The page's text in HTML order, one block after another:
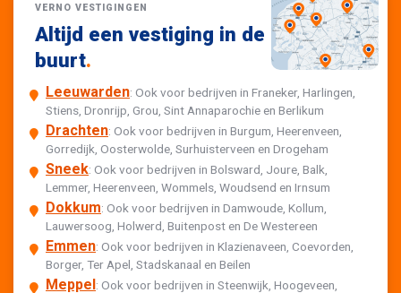
VERNO VESTIGINGEN
Altijd een vestiging in de
buurt.
Leeuwarden: Ook voor bedrijven in Franeker, Harlingen,
Stiens, Dronrijp, Grou, Sint Annaparochie en Berlikum
Drachten: Ook voor bedrijven in Burgum, Heerenveen,
Gorredijk, Oosterwolde, Surhuisterveen en Drogeham
Sneek: Ook voor bedrijven in Bolsward, Joure, Balk,
Lemmer, Heerenveen, Wommels, Woudsend en Irnsum
Dokkum: Ook voor bedrijven in Damwoude, Kollum,
Lauwersoog, Holwerd, Buitenpost en De Westereen
Emmen: Ook voor bedrijven in Klazienaveen, Coevorden,
Borger, Ter Apel, Stadskanaal en Beilen
Meppel: Ook voor bedrijven in Steenwijk, Hoogeveen,